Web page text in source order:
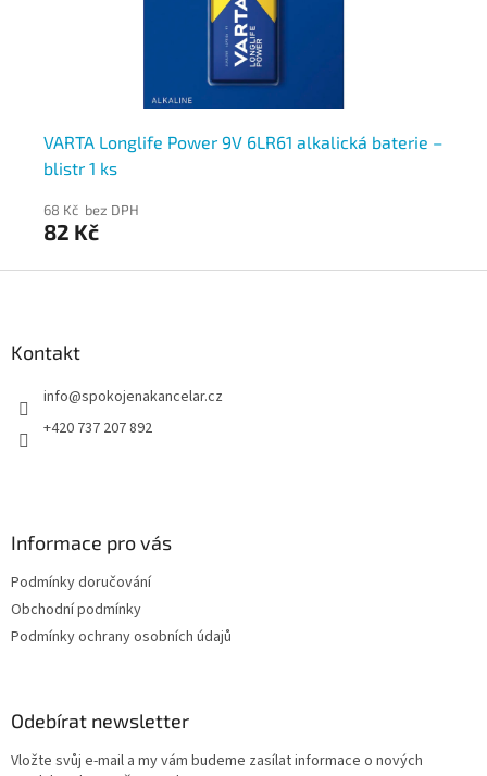
VARTA Longlife Power 9V 6LR61 alkalická baterie –
blistr 1 ks
68 Kč bez DPH
82 Kč
Kontakt
info@spokojenakancelar.cz
+420 737 207 892
Informace pro vás
Podmínky doručování
Obchodní podmínky
Podmínky ochrany osobních údajů
Odebírat newsletter
Vložte svůj e-mail a my vám budeme zasílat informace o nových